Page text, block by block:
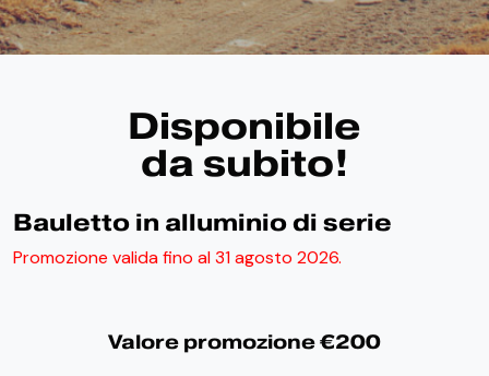
Disponibile
da subito!
Bauletto in alluminio di serie
Promozione valida fino al 31 agosto 2026.
Valore promozione €200